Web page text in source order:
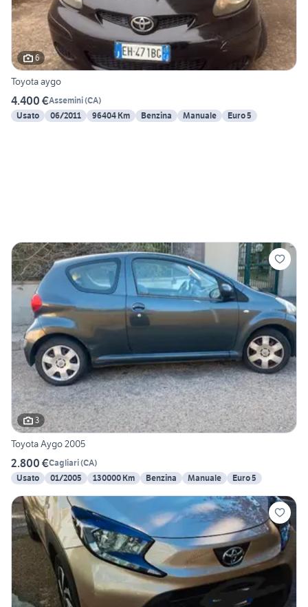
6
Toyota aygo
4.400 €Assemini(CA)
Usato
06/2011 96404 Km Benzina Manuale Euro 5
3
Toyota Aygo 2005
2.800 €Cagliari(CA)
Usato
01/2005 130000 Km Benzina Manuale Euro 5